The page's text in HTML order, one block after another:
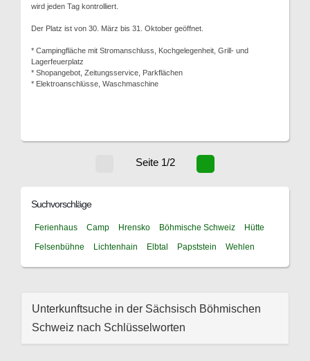
wird jeden Tag kontrolliert.
Der Platz ist von 30. März bis 31. Oktober geöffnet.
* Campingfläche mit Stromanschluss, Kochgelegenheit, Grill- und
Lagerfeuerplatz
* Shopangebot, Zeitungsservice, Parkflächen
* Elektroanschlüsse, Waschmaschine
Seite 1/2
Suchvorschläge
Ferienhaus Camp Hrensko Böhmische Schweiz
Hütte
Felsenbühne
Lichtenhain Elbtal Papststein Wehlen
Unterkunftsuche in der Sächsisch Böhmischen
Schweiz nach Schlüsselworten